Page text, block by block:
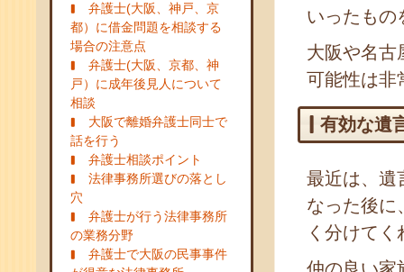
弁護士(大阪、神戸、京
都）に借金問題を相談する
場合の注意点
弁護士(大阪、京都、神
戸）に成年後見人について
相談
大阪で離婚弁護士同士で
話を行う
弁護士相談ポイント
法律事務所選びの落とし
穴
弁護士が行う法律事務所
の業務分野
弁護士で大阪の民事事件
いったもの
大阪や名古
可能性は非
有効な遺
最近は、遺
なった後に
く分けて